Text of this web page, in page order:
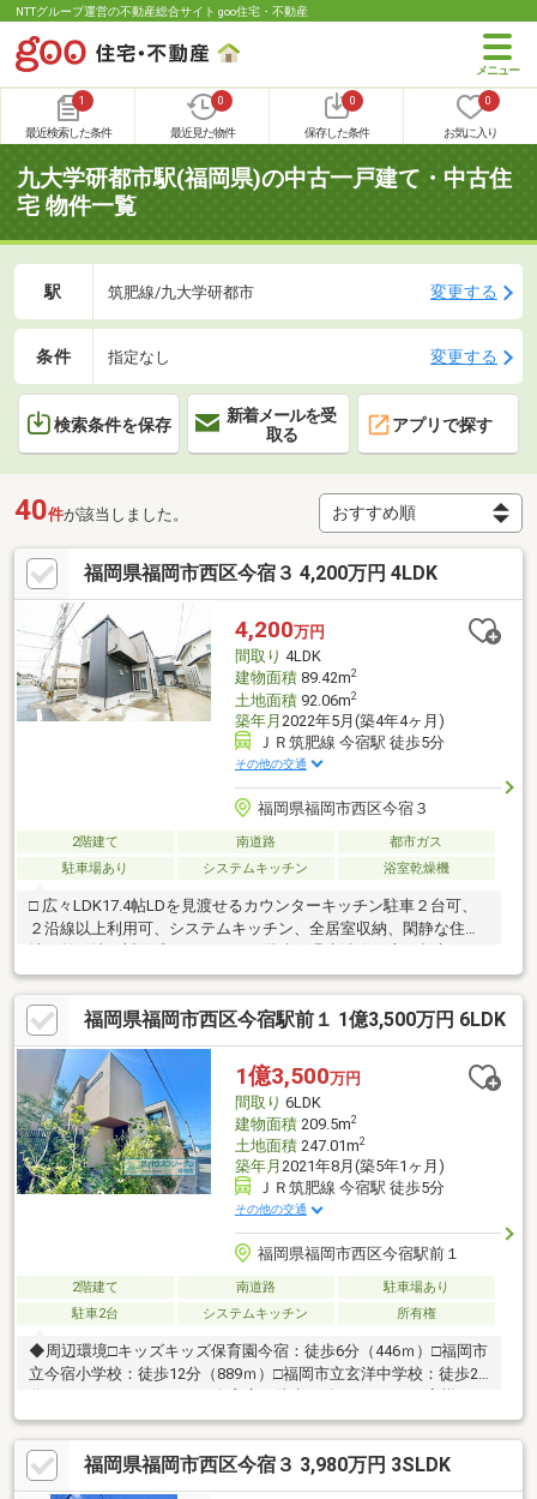
NTTグループ運営の不動産総合サイト goo住宅・不動産
1
最近検索した条件
0
最近見た物件
0
保存した条件
0
お気に入り
九大学研都市駅(福岡県)の中古一戸建て・中古住
宅 物件一覧
駅 筑肥線/九大学研都市 変更する
条件 指定なし 変更する
検索条件を保存
新着メールを受
取る
アプリで探す
40件が該当しました。
福岡県福岡市西区今宿３ 4,200万円 4LDK
4,200万円
間取り 4LDK
建物面積89.42m2
土地面積92.06m2
築年月 2022年5月(築4年4ヶ月)
ＪＲ筑肥線 今宿駅 徒歩5分
その他の交通
福岡県福岡市西区今宿３
2階建て 南道路
都市ガス
駐車場あり
システムキッチン 浴室乾燥機
□ 広々LDK17.4帖LDを見渡せるカウンターキッチン駐車２台可、
２沿線以上利用可、システムキッチン、全居室収納、閑静な住宅
ス、小学校 徒歩10分以内、２世帯住宅、食器洗乾燥機
福岡県福岡市西区今宿駅前１ 1億3,500万円 6LDK
1億3,500万円
間取り 6LDK
建物面積209.5m2
土地面積247.01m2
築年月 2021年8月(築5年1ヶ月)
ＪＲ筑肥線 今宿駅 徒歩5分
その他の交通
福岡県福岡市西区今宿駅前１
2階建て 南道路
駐車場あり
駐車2台
システムキッチン 所有権
◆周辺環境□キッズキッズ保育園今宿：徒歩6分（446ｍ）□福岡市
立今宿小学校：徒歩12分（889ｍ）□福岡市立玄洋中学校：徒歩24
都合に合わせて、『知りたい情報だけ』という短時間のご案内も
可能です。◆弊社独自サービス・FPに人生設計＆資金計画を無料
相談♪・オプション工事を住宅ローンに組み込んで賢く買い物！※
詳しくは「イベント情報」をご覧下さい。☆弊社スタッフが福岡
福岡県福岡市西区今宿３ 3,980万円 3SLDK